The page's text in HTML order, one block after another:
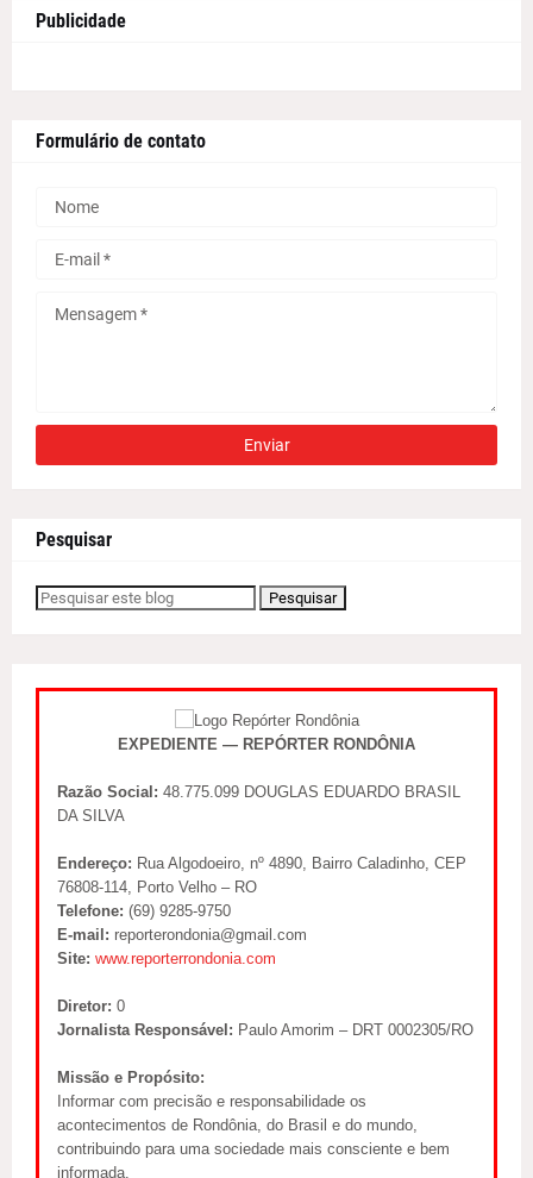
Publicidade
Formulário de contato
Pesquisar
EXPEDIENTE — REPÓRTER RONDÔNIA
Razão Social: 48.775.099 DOUGLAS EDUARDO BRASIL
DA SILVA
Endereço: Rua Algodoeiro, nº 4890, Bairro Caladinho, CEP
76808-114, Porto Velho – RO
Telefone: (69) 9285-9750
E-mail: reporterondonia@gmail.com
Site: www.reporterrondonia.com
Diretor: 0
Jornalista Responsável: Paulo Amorim – DRT 0002305/RO
Missão e Propósito:
Informar com precisão e responsabilidade os
acontecimentos de Rondônia, do Brasil e do mundo,
contribuindo para uma sociedade mais consciente e bem
informada.